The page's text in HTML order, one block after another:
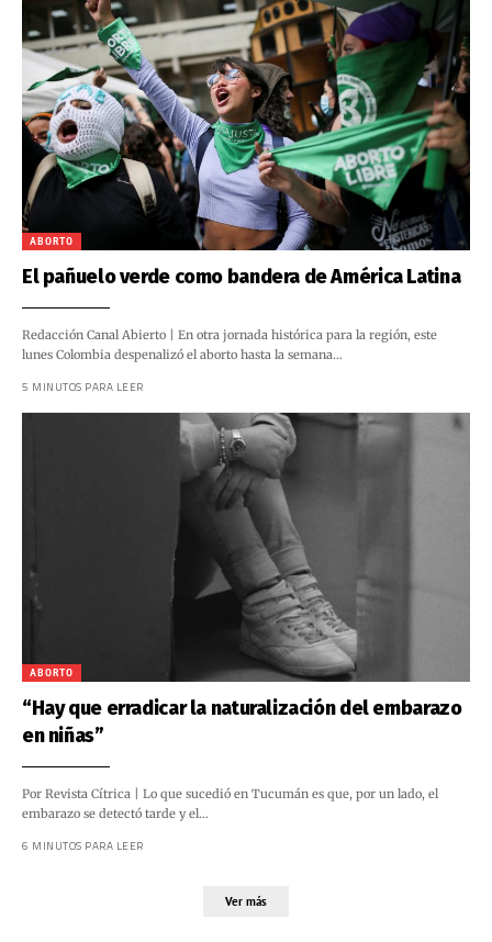
ABORTO
El pañuelo verde como bandera de América Latina
Redacción Canal Abierto | En otra jornada histórica para la región, este
lunes Colombia despenalizó el aborto hasta la semana…
5 MINUTOS PARA LEER
ABORTO
“Hay que erradicar la naturalización del embarazo
en niñas”
Por Revista Cítrica | Lo que sucedió en Tucumán es que, por un lado, el
embarazo se detectó tarde y el…
6 MINUTOS PARA LEER
Ver más